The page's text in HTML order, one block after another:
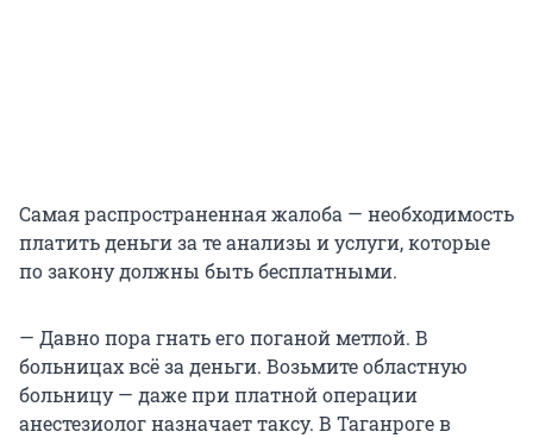
Самая распространенная жалоба — необходимость
платить деньги за те анализы и услуги, которые
по закону должны быть бесплатными.
— Давно пора гнать его поганой метлой. В
больницах всё за деньги. Возьмите областную
больницу — даже при платной операции
анестезиолог назначает таксу. В Таганроге в